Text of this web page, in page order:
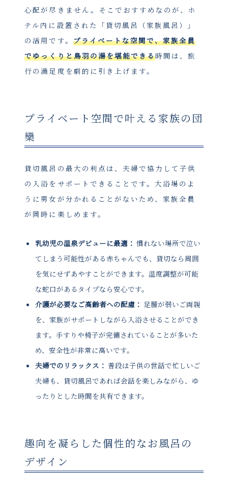
心配が尽きません。そこでおすすめなのが、ホ
テル内に設置された「貸切風呂（家族風呂）」
の活用です。 プライベートな空間で、家族全員
でゆっくりと鳥羽の湯を堪能できる時間は、旅
行の満足度を劇的に引き上げます。
プライベート空間で叶える家族の団
欒
貸切風呂の最大の利点は、夫婦で協力して子供
の入浴をサポートできることです。大浴場のよ
うに男女が分かれることがないため、家族全員
が同時に楽しめます。
乳幼児の温泉デビューに最適： 慣れない場所で泣い
てしまう可能性がある赤ちゃんでも、貸切なら周囲
を気にせずあやすことができます。温度調整が可能
な蛇口があるタイプなら安心です。
介護が必要なご高齢者への配慮： 足腰が弱いご両親
を、家族がサポートしながら入浴させることができ
ます。手すりや椅子が完備されていることが多いた
め、安全性が非常に高いです。
夫婦でのリラックス： 普段は子供の世話で忙しいご
夫婦も、貸切風呂であれば会話を楽しみながら、ゆ
ったりとした時間を共有できます。
趣向を凝らした個性的なお風呂の
デザイン